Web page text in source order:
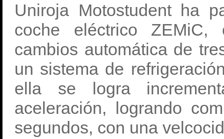
Uniroja Motostudent ha
coche eléctrico
cambios automática de
un sistema de
ella se logra
aceleración, logrando
segundos, con una